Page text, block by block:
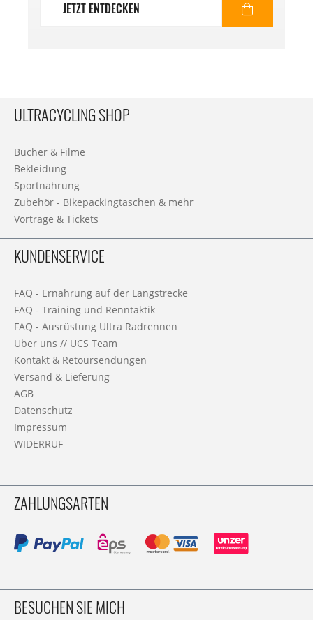
JETZT ENTDECKEN
ULTRACYCLING SHOP
Bücher & Filme
Bekleidung
Sportnahrung
Zubehör - Bikepackingtaschen & mehr
Vorträge & Tickets
KUNDENSERVICE
FAQ - Ernährung auf der Langstrecke
FAQ - Training und Renntaktik
FAQ - Ausrüstung Ultra Radrennen
Über uns // UCS Team
Kontakt & Retoursendungen
Versand & Lieferung
AGB
Datenschutz
Impressum
WIDERRUF
ZAHLUNGSARTEN
BESUCHEN SIE MICH